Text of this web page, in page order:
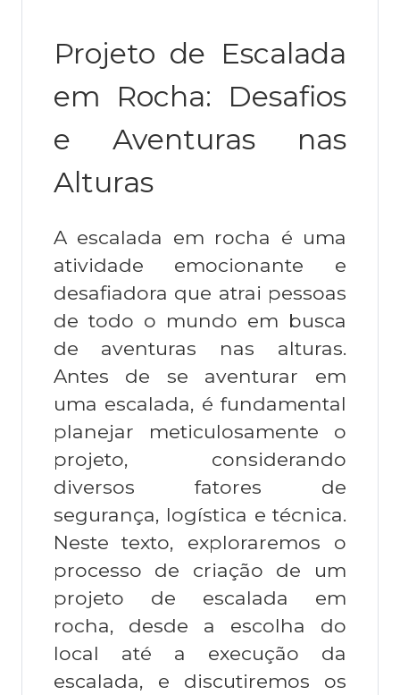
Projeto de Escalada
em Rocha: Desafios
e Aventuras nas
Alturas
A escalada em rocha é uma
atividade emocionante e
desafiadora que atrai pessoas
de todo o mundo em busca
de aventuras nas alturas.
Antes de se aventurar em
uma escalada, é fundamental
planejar meticulosamente o
projeto, considerando
diversos fatores de
segurança, logística e técnica.
Neste texto, exploraremos o
processo de criação de um
projeto de escalada em
rocha, desde a escolha do
local até a execução da
escalada, e discutiremos os